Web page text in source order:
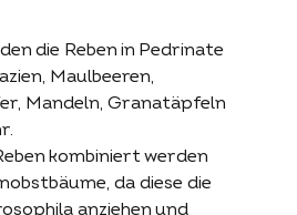
Förderantrag
Unterstützen
Aktiv werden
Spenden
die Reben in Pedrinate
Maulbeeren,
Mandeln, Granatäpfeln
kombiniert werden
da diese die
anziehen und